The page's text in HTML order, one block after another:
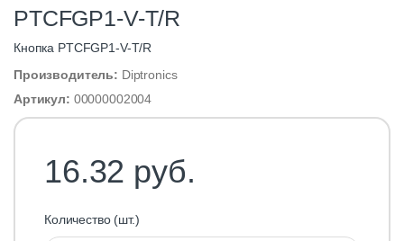
PTCFGP1-V-T/R
Кнопка PTCFGP1-V-T/R
Производитель: Diptronics
Артикул: 00000002004
16.32 руб.
Количество (шт.)